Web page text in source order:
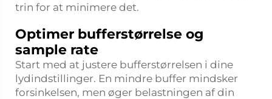
trin for at minimere det.
Optimer bufferstørrelse og
sample rate
Start med at justere bufferstørrelsen i dine
lydindstillinger. En mindre buffer mindsker
forsinkelsen, men øger belastningen af din